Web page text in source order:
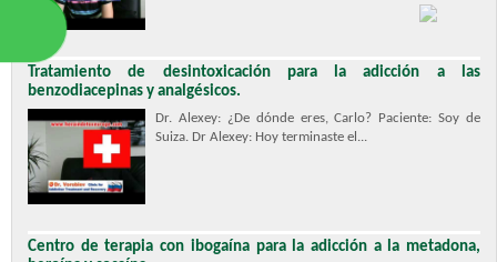
Tratamiento de desintoxicación para la adicción a las
benzodiacepinas y analgésicos.
Dr. Alexey: ¿De dónde eres, Carlo? Paciente: Soy de
Suiza. Dr Alexey: Hoy terminaste el...
Centro de terapia con ibogaína para la adicción a la metadona,